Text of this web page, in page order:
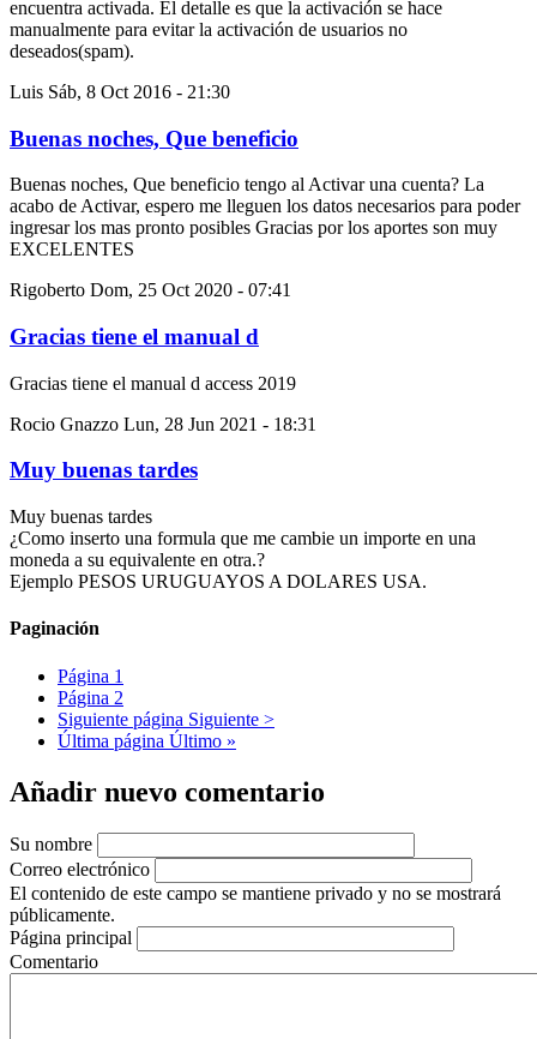
encuentra activada. El detalle es que la activación se hace
manualmente para evitar la activación de usuarios no
deseados(spam).
Luis Sáb, 8 Oct 2016 - 21:30
Buenas noches, Que beneficio
Buenas noches, Que beneficio tengo al Activar una cuenta? La
acabo de Activar, espero me lleguen los datos necesarios para poder
ingresar los mas pronto posibles Gracias por los aportes son muy
EXCELENTES
Rigoberto Dom, 25 Oct 2020 - 07:41
Gracias tiene el manual d
Gracias tiene el manual d access 2019
Rocio Gnazzo Lun, 28 Jun 2021 - 18:31
Muy buenas tardes
Muy buenas tardes
¿Como inserto una formula que me cambie un importe en una
moneda a su equivalente en otra.?
Ejemplo PESOS URUGUAYOS A DOLARES USA.
Paginación
Página 1
Página 2
Siguiente página Siguiente >
Última página Último »
Añadir nuevo comentario
Su nombre
Correo electrónico
El contenido de este campo se mantiene privado y no se mostrará
públicamente.
Página principal
Comentario